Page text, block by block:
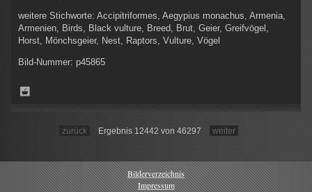
weitere Stichworte: Accipitriformes, Aegypius monachus, Armenia,
Armenien, Birds, Black vulture, Breed, Brut, Geier, Greifvögel,
Horst, Mönchsgeier, Nest, Raptors, Vulture, Vögel
Bild-Nummer: p45865
zurück Ergebnis 12442 von 46297 weiter
Bilderverzeichnis
Impressum